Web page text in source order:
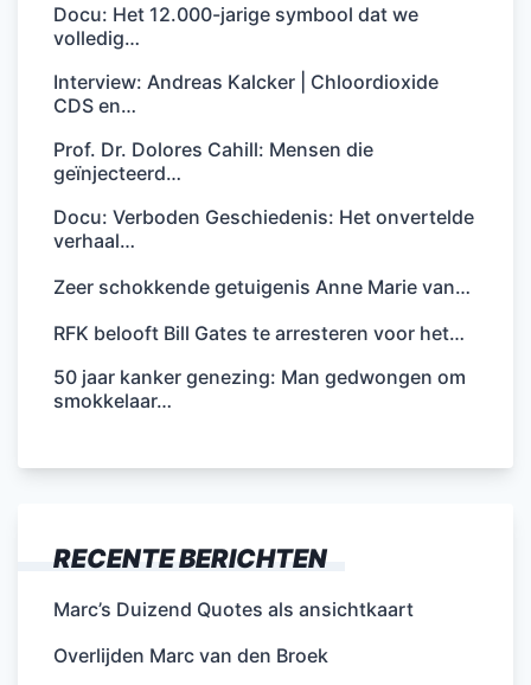
Docu: Het 12.000-jarige symbool dat we
volledig…
Interview: Andreas Kalcker | Chloordioxide
CDS en…
Prof. Dr. Dolores Cahill: Mensen die
geïnjecteerd…
Docu: Verboden Geschiedenis: Het onvertelde
verhaal…
Zeer schokkende getuigenis Anne Marie van…
RFK belooft Bill Gates te arresteren voor het…
50 jaar kanker genezing: Man gedwongen om
smokkelaar…
RECENTE BERICHTEN
Marc’s Duizend Quotes als ansichtkaart
Overlijden Marc van den Broek